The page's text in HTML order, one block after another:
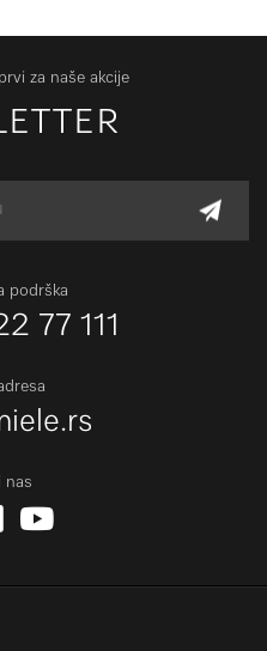
za naše akcije
podrška
77 111
nas